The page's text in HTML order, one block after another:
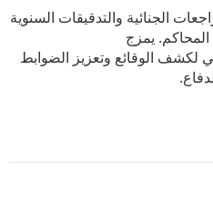
الجنائية والتدقيقات السنوية
يمزج
لكشف الوقائع وتعزيز الضوابط